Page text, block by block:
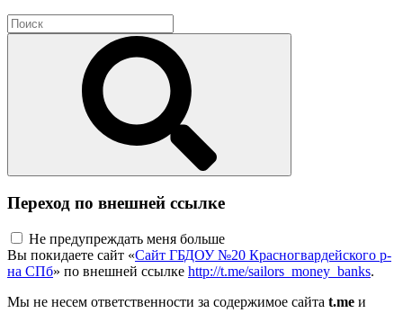
Переход по внешней ссылке
Не предупреждать меня больше
Вы покидаете сайт «Сайт ГБДОУ №20 Красногвардейского р-
на СПб» по внешней ссылке http://t.me/sailors_money_banks.
Мы не несем ответственности за содержимое сайта t.me и